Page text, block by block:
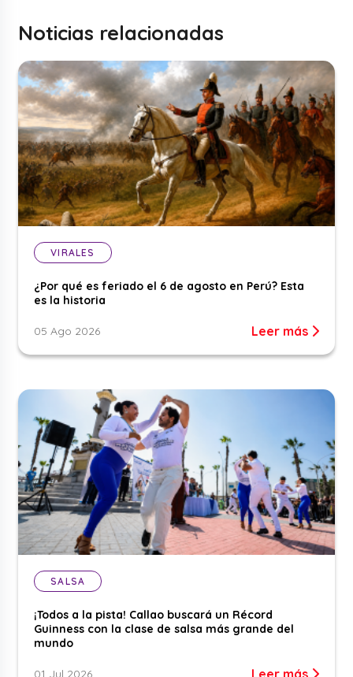
Noticias relacionadas
VIRALES
¿Por qué es feriado el 6 de agosto en Perú? Esta
es la historia
05 Ago 2026 Leer más
SALSA
¡Todos a la pista! Callao buscará un Récord
Guinness con la clase de salsa más grande del
mundo
01 Jul 2026 Leer más